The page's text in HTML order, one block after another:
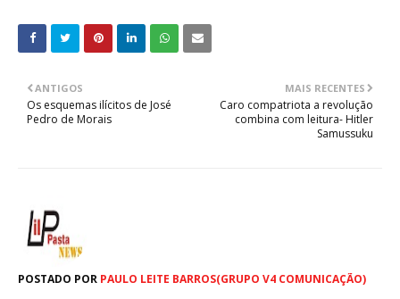
MAIS RECENTES
Caro compatriota a revolução
combina com leitura- Hitler
Samussuku
ANTIGOS
Os esquemas ilícitos de José
Pedro de Morais
POSTADO POR PAULO LEITE BARROS(GRUPO V4 COMUNICAÇÃO)